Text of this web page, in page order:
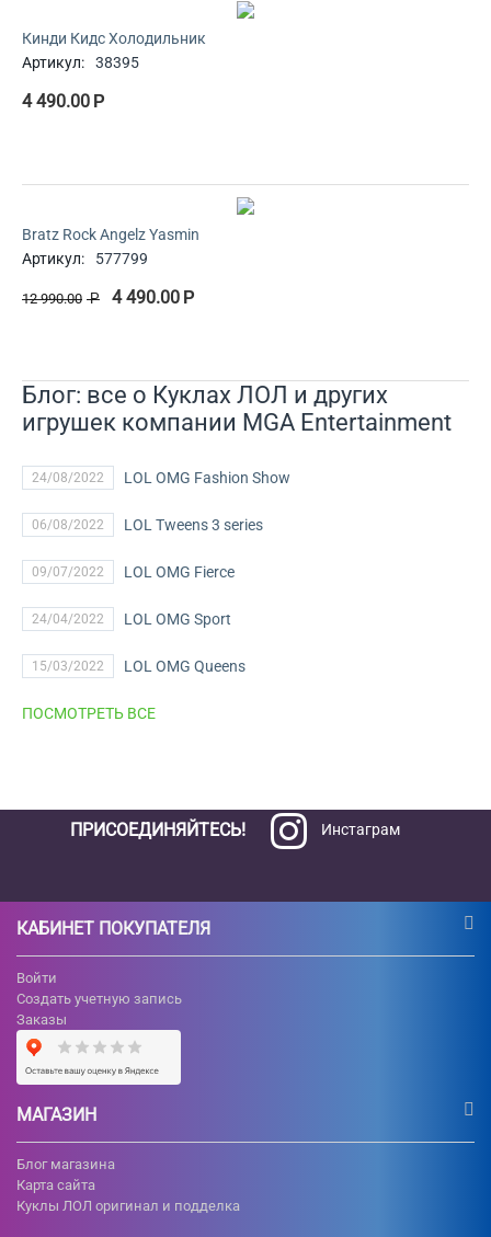
Кинди Кидс Холодильник
Артикул:
38395
4 490.00 Р
Bratz Rock Angelz Yasmin
Артикул:
577799
12 990.00 Р 4 490.00 Р
Блог: все о Куклах ЛОЛ и других
игрушек компании MGA Entertainment
24/08/2022 LOL OMG Fashion Show
06/08/2022 LOL Tweens 3 series
09/07/2022 LOL OMG Fierce
24/04/2022 LOL OMG Sport
15/03/2022 LOL OMG Queens
ПОСМОТРЕТЬ ВСЕ
ПРИСОЕДИНЯЙТЕСЬ! Инстаграм
КАБИНЕТ ПОКУПАТЕЛЯ
Войти
Создать учетную запись
Заказы
МАГАЗИН
Блог магазина
Карта сайта
Куклы ЛОЛ оригинал и подделка